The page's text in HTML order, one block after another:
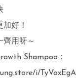
好！
齊用呀～
Shampoo：
i/